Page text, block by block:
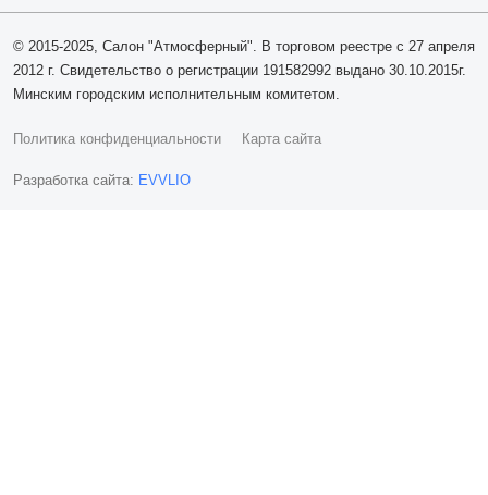
© 2015-2025, Салон "Атмосферный". В торговом реестре с 27 апреля
2012 г. Свидетельство о регистрации 191582992 выдано 30.10.2015г.
Минским городским исполнительным комитетом.
Политика конфиденциальности Карта сайта
Разработка сайта: EVVLIO